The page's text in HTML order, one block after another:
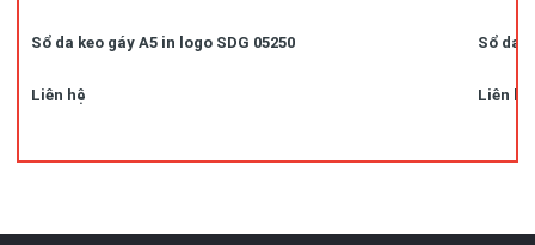
Sổ da keo gáy A5 in logo SDG 05250
Liên hệ
Sổ da
Liên hệ